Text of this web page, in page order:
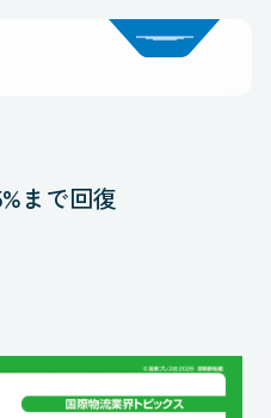
まで回復